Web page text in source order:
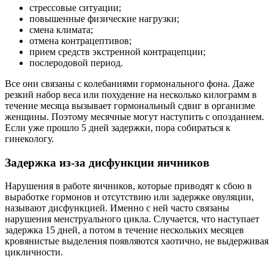
стрессовые ситуации;
повышенные физические нагрузки;
смена климата;
отмена контрацептивов;
прием средств экстренной контрацепции;
послеродовой период.
Все они связаны с колебаниями гормонального фона. Даже
резкий набор веса или похудение на несколько килограмм в
течение месяца вызывает гормональный сдвиг в организме
женщины. Поэтому месячные могут наступить с опозданием.
Если уже прошло 5 дней задержки, пора собираться к
гинекологу.
Задержка из-за дисфункции яичников
Нарушения в работе яичников, которые приводят к сбою в
выработке гормонов и отсутствию или задержке овуляции,
называют дисфункцией. Именно с ней часто связаны
нарушения менструального цикла. Случается, что наступает
задержка 15 дней, а потом в течение нескольких месяцев
кровянистые выделения появляются хаотично, не выдерживая
цикличности.